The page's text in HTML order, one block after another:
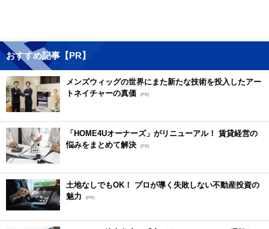
おすすめ記事【PR】
メンズウィッグの世界にまた新たな技術を投入したアー
トネイチャーの真価 [PR]
「HOME4Uオーナーズ」がリニューアル！ 賃貸経営の
悩みをまとめて解決 [PR]
土地なしでもOK！ プロが導く失敗しない不動産投資の
魅力
[PR]